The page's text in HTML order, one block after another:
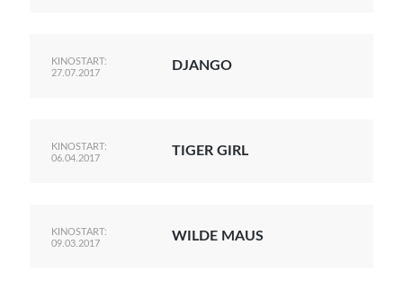
KINOSTART:
27.07.2017
DJANGO
KINOSTART:
06.04.2017
TIGER GIRL
KINOSTART:
09.03.2017
WILDE MAUS